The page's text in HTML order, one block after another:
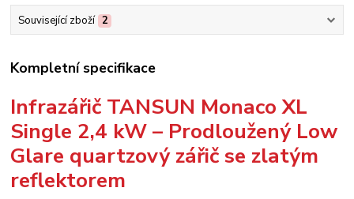
Související zboží 2
Kompletní specifikace
Infrazářič TANSUN Monaco XL
Single 2,4 kW – Prodloužený Low
Glare quartzový zářič se zlatým
reflektorem